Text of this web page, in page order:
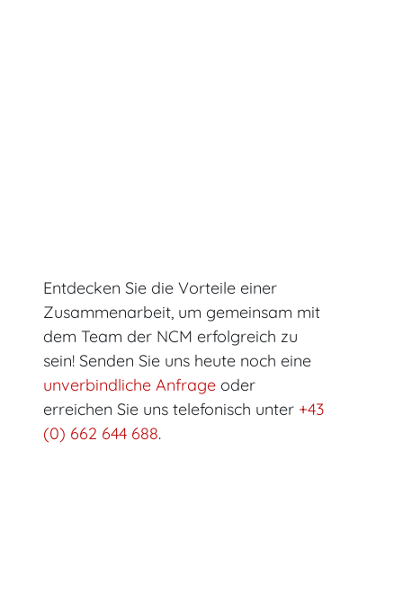
Entdecken Sie die Vorteile einer
Zusammenarbeit, um gemeinsam mit
dem Team der NCM erfolgreich zu
sein! Senden Sie uns heute noch eine
unverbindliche Anfrage oder
erreichen Sie uns telefonisch unter +43
(0) 662 644 688.